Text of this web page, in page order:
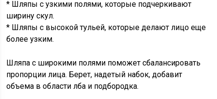
* Шляпы с узкими полями, которые подчеркивают
ширину скул.
* Шляпы с высокой тульей, которые делают лицо еще
более узким.
Шляпа с широкими полями поможет сбалансировать
пропорции лица. Берет, надетый набок, добавит
объема в области лба и подбородка.